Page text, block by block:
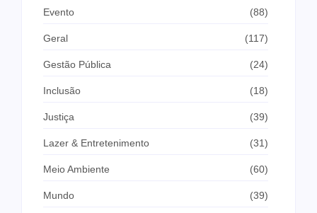
Evento (88)
Geral (117)
Gestão Pública (24)
Inclusão (18)
Justiça (39)
Lazer & Entretenimento (31)
Meio Ambiente (60)
Mundo (39)